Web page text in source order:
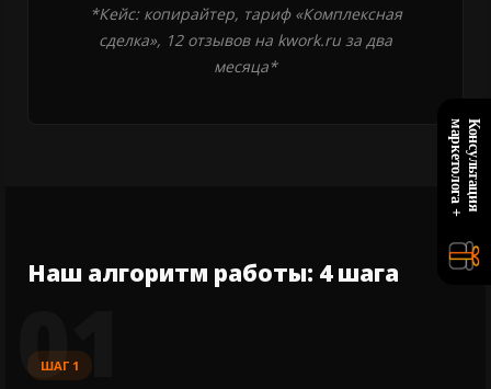
*Кейс: копирайтер, тариф «Комплексная
сделка», 12 отзывов на kwork.ru за два
месяца*
Наш алгоритм работы: 4 шага
01
ШАГ 1
К
о
н
с
у
л
ь
т
а
ц
и
я
м
а
р
к
е
т
о
л
о
г
а
+